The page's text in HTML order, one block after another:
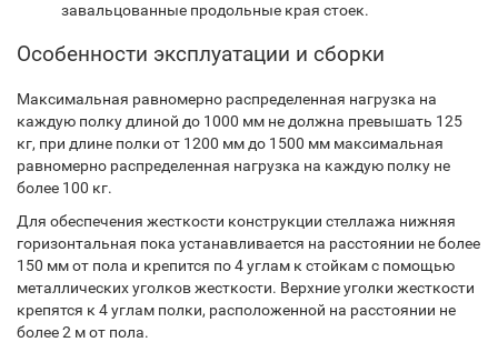
завальцованные продольные края стоек.
Особенности эксплуатации и сборки
Максимальная равномерно распределенная нагрузка на
каждую полку длиной до 1000 мм не должна превышать 125
кг, при длине полки от 1200 мм до 1500 мм максимальная
равномерно распределенная нагрузка на каждую полку не
более 100 кг.
Для обеспечения жесткости конструкции стеллажа нижняя
горизонтальная пока устанавливается на расстоянии не более
150 мм от пола и крепится по 4 углам к стойкам с помощью
металлических уголков жесткости. Верхние уголки жесткости
крепятся к 4 углам полки, расположенной на расстоянии не
более 2 м от пола.